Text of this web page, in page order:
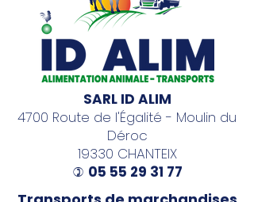
SARL ID ALIM
4700 Route de l'Égalité - Moulin du
Déroc
19330 CHANTEIX
) 05 55 29 31 77